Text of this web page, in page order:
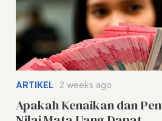
ARTIKEL 2 weeks ago
Apakah Kenaikan dan